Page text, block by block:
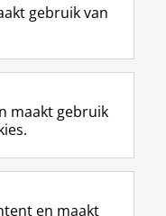
L
i
k
e
I
-
R
S
-
f
e
R
I
n
t
r
m
Y
o
T
e
k
gebruik van
maakt gebruik
en maakt